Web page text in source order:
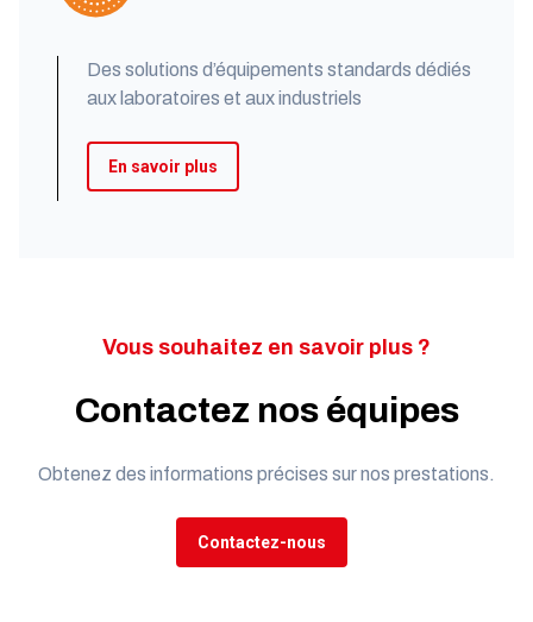
Des solutions d’équipements standards dédiés
aux laboratoires et aux industriels
En savoir plus
Vous souhaitez en savoir plus ?
Contactez nos équipes
Obtenez des informations précises sur nos prestations.
Contactez-nous